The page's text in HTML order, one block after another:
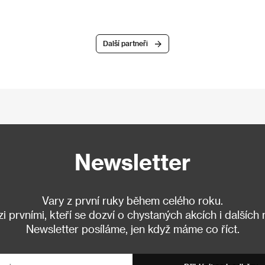
Další partneři
Newsletter
Vary z první ruky během celého roku.
prvními, kteří se dozví o chystaných akcích i dalších
Newsletter posíláme, jen když máme co říct.